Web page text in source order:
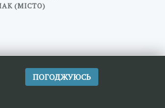
(МІСТО)
ПОГОДЖУЮСЬ